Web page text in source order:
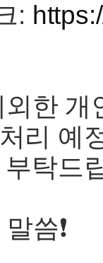
:
한
리 예
탁드
씀❗